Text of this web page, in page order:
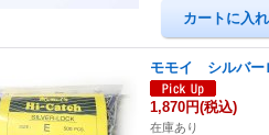
モモイ シルバー
1,870円(税込)
在庫あり